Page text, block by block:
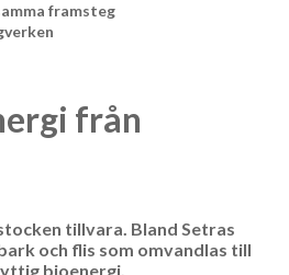
framsteg
från
tillvara. Bland Setras
och flis som omvandlas till
bioenergi.